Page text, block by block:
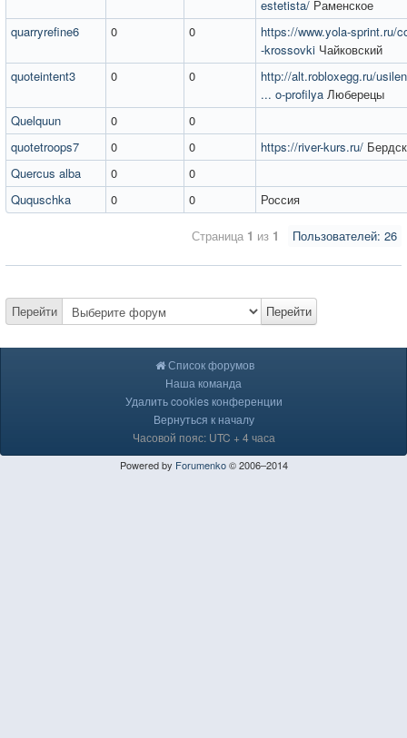
estetista/ Раменское
quarryrefine6
0 0
https://www.yola-sprint.ru/
-krossovki Чайковский
quoteintent3
0 0
http://alt.robloxegg.ru/
... o-profilya Люберецы
Quelquun
0
0
quotetroops7
0 0 https://river-kurs.ru/ Бердск
Quercus alba
0
0
Ququschka
0 0 Россия
Пользователей: 26
Страница 1 из 1
Перейти Перейти
Список форумов
Наша команда
Удалить cookies конференции
Вернуться к началу
Часовой пояс: UTC + 4 часа
Powered by Forumenko© 2006–2014